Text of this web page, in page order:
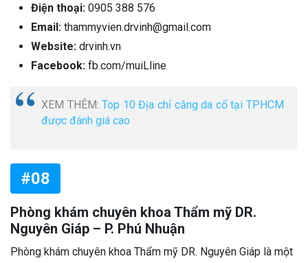
Điện thoại: 0905 388 576
Email: thammyvien.drvinh@gmail.com
Website: drvinh.vn
Facebook: fb.com/muiLline
XEM THÊM:Top 10 Địa chỉ căng da cổ tại TPHCM
được đánh giá cao
#08
Phòng khám chuyên khoa Thẩm mỹ DR.
Nguyên Giáp – P. Phú Nhuận
Phòng khám chuyên khoa Thẩm mỹ DR. Nguyên Giáp là một